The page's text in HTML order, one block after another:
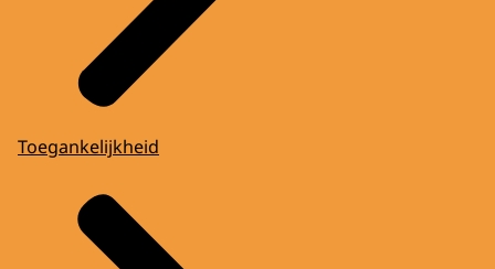
Toegankelijkheid